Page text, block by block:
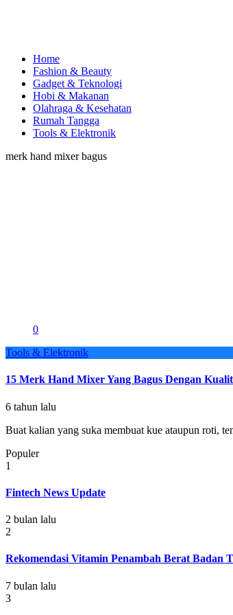
Home
Fashion & Beauty
Gadget & Teknologi
Hobi & Makanan
Olahraga & Kesehatan
Rumah Tangga
Tools & Elektronik
merk hand mixer bagus
0
Tools & Elektronik
15 Merk Hand Mixer Yang Bagus Dengan
6 tahun lalu
Buat kalian yang suka membuat kue ataupun roti,
Populer
1
Fintech News Update
2 bulan lalu
2
Rekomendasi Vitamin Penambah Berat Badan
7 bulan lalu
3